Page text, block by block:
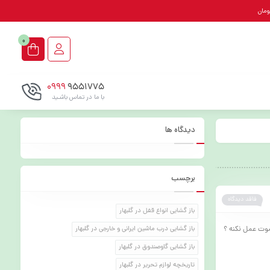
0
9551775
0999
با ما در تماس باشـید
فاقد دیدگاه
عمل نکنه ؟
دیدگاه ها
برچسب
باز گشایی انواع قفل در گلبهار
باز گشایی درب ماشین ایرانی و خارجی در گلبهار
باز گشایی گاوصندوق در گلبهار
تاریخچه لوازم تحریر در گلبهار